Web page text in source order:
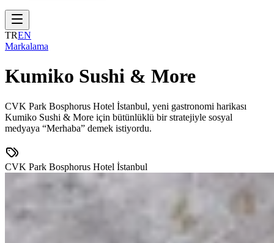
TREN
Markalama
Kumiko Sushi & More
CVK Park Bosphorus Hotel İstanbul, yeni gastronomi harikası
Kumiko Sushi & More için bütünlüklü bir stratejiyle sosyal
medyaya “Merhaba” demek istiyordu.
CVK Park Bosphorus Hotel İstanbul